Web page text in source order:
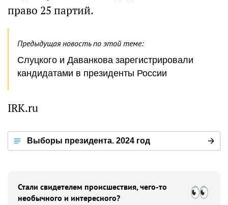
право 25 партий.
Предыдущая новость по этой теме:
Слуцкого и Даванкова зарегистрировали
кандидатами в президенты России
IRK.ru
Выборы президента. 2024 год
Стали свидетелем происшествия, чего-то
необычного и интересного?